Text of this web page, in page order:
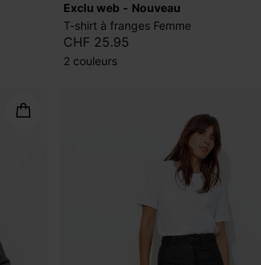
exclu web
nouveau
T-shirt à franges Femme
CHF 25.95
2 couleurs